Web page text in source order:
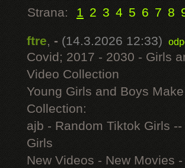
Strana: 1 2 3 4 5 6 7 8
ftre,- (14.3.2026 12:33)
Covid; 2017 - 2030 - Girls
Video Collection
Young Girls and Boys
Collection:
ajb - Random Tiktok Girls
Girls
New Videos - New Movies